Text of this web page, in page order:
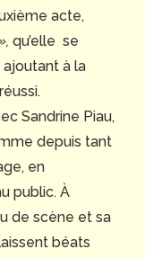
acte,
qu’elle se
à la
Sandrine Piau,
depuis tant
en
public. À
de scène et sa
béats